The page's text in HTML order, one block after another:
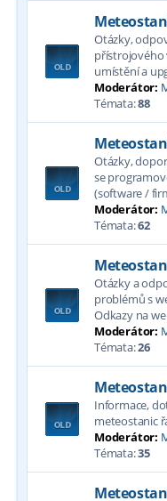
Otázky,
přístrojového
umístění a
Moderátor:
Témata:88
Otázky,
se
(software /
Moderátor:
Témata:62
Otázky a
problémů s
Odkazy na
Moderátor:
Témata:26
Informace,
meteostanic
Moderátor:
Témata:35